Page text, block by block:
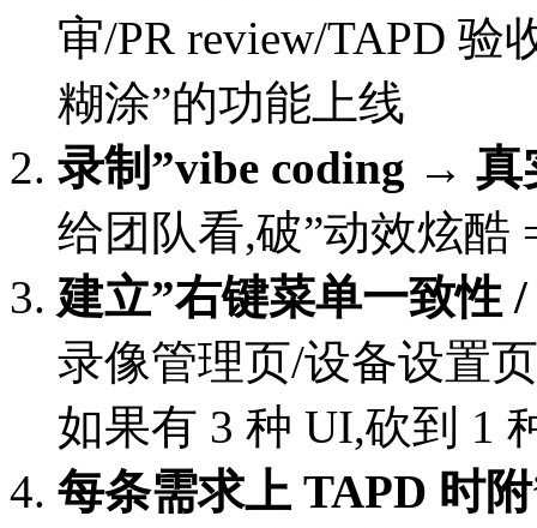
审/PR review/TAPD 验
糊涂”的功能上线
录制”vibe coding → 真
给团队看,破”动效炫酷
建立”右键菜单一致性
录像管理页/设备设置
如果有 3 种 UI,砍到 1
每条需求上 TAPD 时